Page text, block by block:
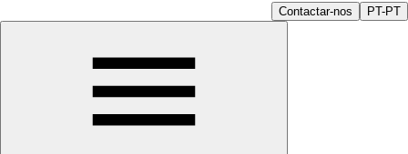
Contactar-nos PT-PT